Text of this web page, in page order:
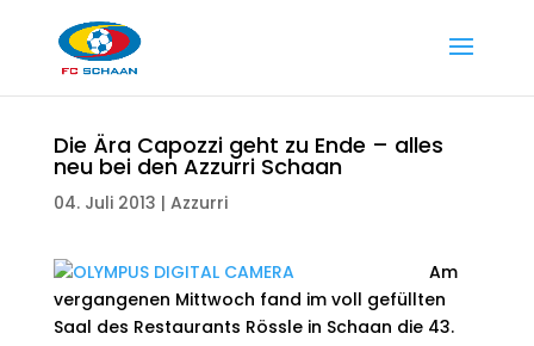
Die Ära Capozzi geht zu Ende – alles
neu bei den Azzurri Schaan
04. Juli 2013 | Azzurri
Am
vergangenen Mittwoch fand im voll gefüllten
Saal des Restaurants Rössle in Schaan die 43.